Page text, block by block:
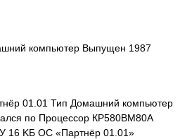
компьютер Выпущен 1987
01.01 Тип Домашний компьютер
по Процессор КР580ВМ80А
16 KБ ОС «Партнёр 01.01»